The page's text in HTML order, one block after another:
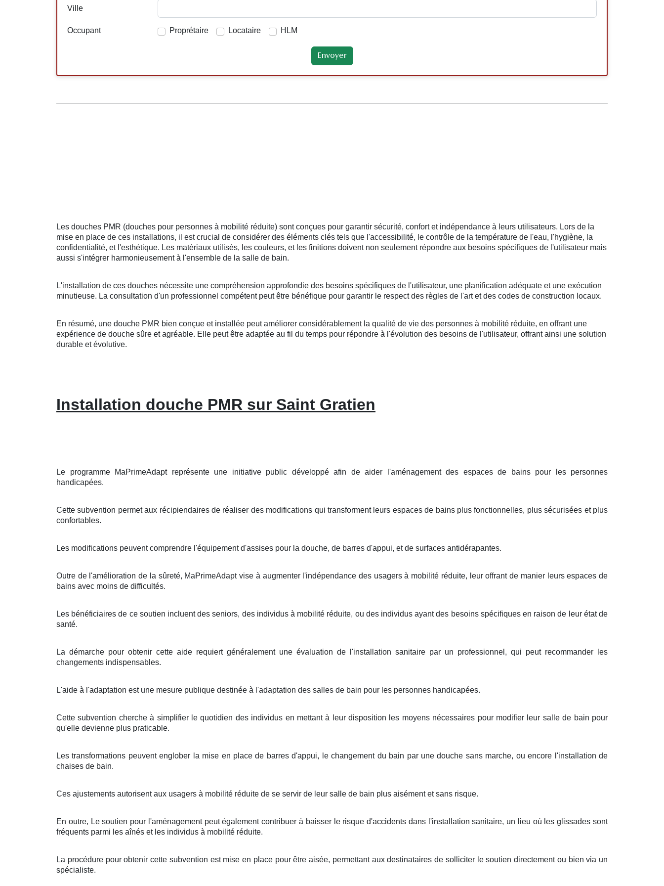
Ville
Occupant Proprétaire Locataire HLM
Les douches PMR (douches pour personnes à mobilité réduite) sont conçues pour garantir sécurité, confort et indépendance à leurs utilisateurs. Lors de la
mise en place de ces installations, il est crucial de considérer des éléments clés tels que l'accessibilité, le contrôle de la température de l'eau, l'hygiène, la
confidentialité, et l'esthétique. Les matériaux utilisés, les couleurs, et les finitions doivent non seulement répondre aux besoins spécifiques de l'utilisateur mais
aussi s'intégrer harmonieusement à l'ensemble de la salle de bain.
L'installation de ces douches nécessite une compréhension approfondie des besoins spécifiques de l'utilisateur, une planification adéquate et une exécution
minutieuse. La consultation d'un professionnel compétent peut être bénéfique pour garantir le respect des règles de l'art et des codes de construction locaux.
En résumé, une douche PMR bien conçue et installée peut améliorer considérablement la qualité de vie des personnes à mobilité réduite, en offrant une
expérience de douche sûre et agréable. Elle peut être adaptée au fil du temps pour répondre à l'évolution des besoins de l'utilisateur, offrant ainsi une solution
durable et évolutive.
Installation douche PMR sur Saint Gratien
Le programme MaPrimeAdapt représente une initiative public développé afin de aider l'aménagement des espaces de bains pour les personnes
handicapées.
Cette subvention permet aux récipiendaires de réaliser des modifications qui transforment leurs espaces de bains plus fonctionnelles, plus sécurisées et plus
confortables.
Les modifications peuvent comprendre l'équipement d'assises pour la douche, de barres d'appui, et de surfaces antidérapantes.
Outre de l'amélioration de la sûreté, MaPrimeAdapt vise à augmenter l'indépendance des usagers à mobilité réduite, leur offrant de manier leurs espaces de
bains avec moins de difficultés.
Les bénéficiaires de ce soutien incluent des seniors, des individus à mobilité réduite, ou des individus ayant des besoins spécifiques en raison de leur état de
santé.
La démarche pour obtenir cette aide requiert généralement une évaluation de l'installation sanitaire par un professionnel, qui peut recommander les
changements indispensables.
L'aide à l'adaptation est une mesure publique destinée à l'adaptation des salles de bain pour les personnes handicapées.
Cette subvention cherche à simplifier le quotidien des individus en mettant à leur disposition les moyens nécessaires pour modifier leur salle de bain pour
qu'elle devienne plus praticable.
Les transformations peuvent englober la mise en place de barres d'appui, le changement du bain par une douche sans marche, ou encore l'installation de
chaises de bain.
Ces ajustements autorisent aux usagers à mobilité réduite de se servir de leur salle de bain plus aisément et sans risque.
En outre, Le soutien pour l'aménagement peut également contribuer à baisser le risque d'accidents dans l'installation sanitaire, un lieu où les glissades sont
fréquents parmi les aînés et les individus à mobilité réduite.
La procédure pour obtenir cette subvention est mise en place pour être aisée, permettant aux destinataires de solliciter le soutien directement ou bien via un
spécialiste.